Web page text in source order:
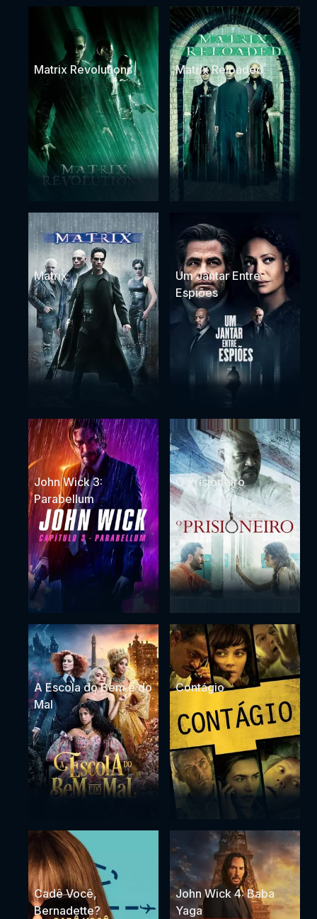
Matrix Revolutions Matrix Reloaded
Matrix
Um Jantar Entre
Espiões
John Wick 3:
Parabellum
O Prisioneiro
A Escola do Bem e do
Mal
Contágio
Cadê Você,
Bernadette?
John Wick 4: Baba
Yaga